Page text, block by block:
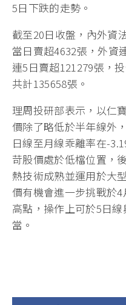
5日下跌的走勢。
截至20日收盤，內外資
當日賣超4632張，外資
連5日賣超121279張，
共計135658張。
理周投研部表示，以仁
價除了略低於半年線外
日線至月線乖離率在-
苛股價處於低檔位置，
熱技術成熟並運用於大
價有機會進一步挑戰於
高點，操作上可於5日
當。